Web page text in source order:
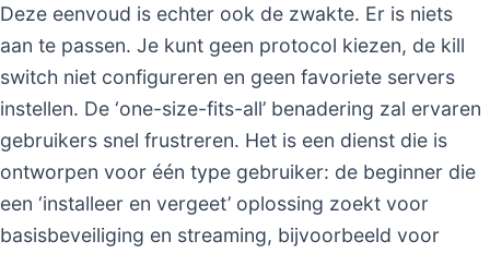
Deze eenvoud is echter ook de zwakte. Er is niets
aan te passen. Je kunt geen protocol kiezen, de kill
switch niet configureren en geen favoriete servers
instellen. De ‘one-size-fits-all’ benadering zal ervaren
gebruikers snel frustreren. Het is een dienst die is
ontworpen voor één type gebruiker: de beginner die
een ‘installeer en vergeet’ oplossing zoekt voor
basisbeveiliging en streaming, bijvoorbeeld voor